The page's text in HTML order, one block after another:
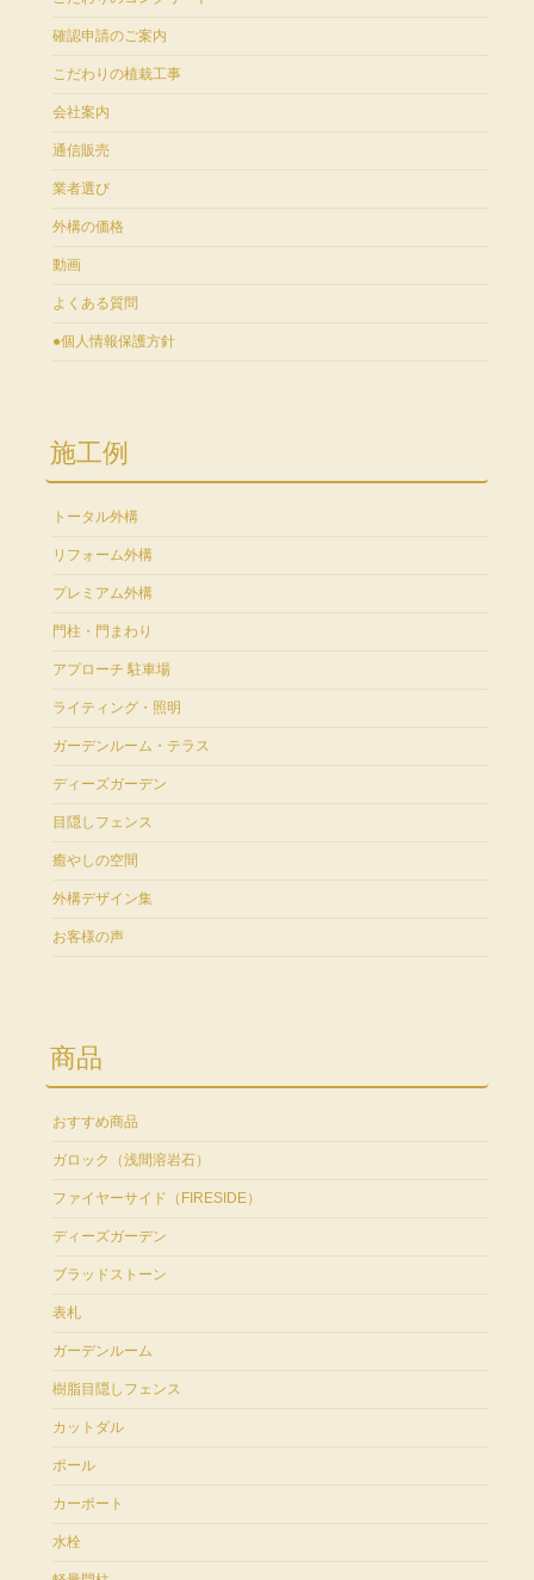
確認申請のご案内
こだわりの植栽工事
会社案内
通信販売
業者選び
外構の価格
動画
よくある質問
●個人情報保護方針
施工例
トータル外構
リフォーム外構
プレミアム外構
門柱・門まわり
アプローチ 駐車場
ライティング・照明
ガーデンルーム・テラス
ディーズガーデン
目隠しフェンス
癒やしの空間
外構デザイン集
お客様の声
商品
おすすめ商品
ガロック（浅間溶岩石）
ファイヤーサイド（FIRESIDE）
ディーズガーデン
ブラッドストーン
表札
ガーデンルーム
樹脂目隠しフェンス
カットダル
ポール
カーポート
水栓